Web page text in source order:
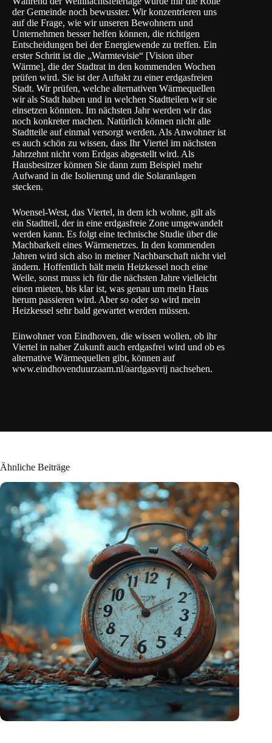
der Gemeinde noch bewusster. Wir konzentrieren uns
auf die Frage, wie wir unseren Bewohnern und
Unternehmen besser helfen können, die richtigen
Entscheidungen bei der Energiewende zu treffen. Ein
erster Schritt ist die „Warmtevisie“ [Vision über
Wärme], die der Stadtrat in den kommenden Wochen
prüfen wird. Sie ist der Auftakt zu einer erdgasfreien
Stadt. Wir prüfen, welche alternativen Wärmequellen
wir als Stadt haben und in welchen Stadtteilen wir sie
einsetzen könnten. Im nächsten Jahr werden wir das
noch konkreter machen. Natürlich können nicht alle
Stadtteile auf einmal versorgt werden. Als Anwohner ist
es auch schön zu wissen, dass Ihr Viertel im nächsten
Jahrzehnt nicht vom Erdgas abgestellt wird. Als
Hausbesitzer können Sie dann zum Beispiel mehr
Aufwand in die Isolierung und die Solaranlagen
stecken.
Woensel-West, das Viertel, in dem ich wohne, gilt als
ein Stadtteil, der in eine erdgasfreie Zone umgewandelt
werden kann. Es folgt eine technische Studie über die
Machbarkeit eines Wärmenetzes. In den kommenden
Jahren wird sich also in meiner Nachbarschaft nicht viel
ändern. Hoffentlich hält mein Heizkessel noch eine
Weile, sonst muss ich für die nächsten Jahre vielleicht
einen mieten, bis klar ist, was genau um mein Haus
herum passieren wird. Aber so oder so wird mein
Heizkessel sehr bald gewartet werden müssen.
Einwohner von Eindhoven, die wissen wollen, ob ihr
Viertel in naher Zukunft auch erdgasfrei wird und ob es
alternative Wärmequellen gibt, können auf
www.eindhovenduurzaam.nl/aardgasvrij nachsehen.
Ähnliche Beiträge